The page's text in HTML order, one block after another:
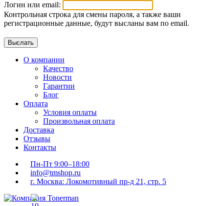
Логин или email:
Контрольная строка для смены пароля, а также ваши
регистрационные данные, будут высланы вам по email.
О компании
Качество
Новости
Гарантии
Блог
Оплата
Условия оплаты
Произвольная оплата
Доставка
Отзывы
Контакты
Пн-Пт 9:00–18:00
info@tmshop.ru
г. Москва: Локомотивный пр-д 21, стр. 5